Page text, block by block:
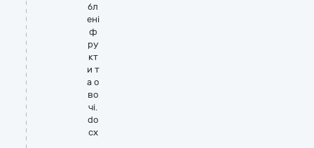
бл
ені
ф
ру
кт
и т
а о
во
чі.
do
cx